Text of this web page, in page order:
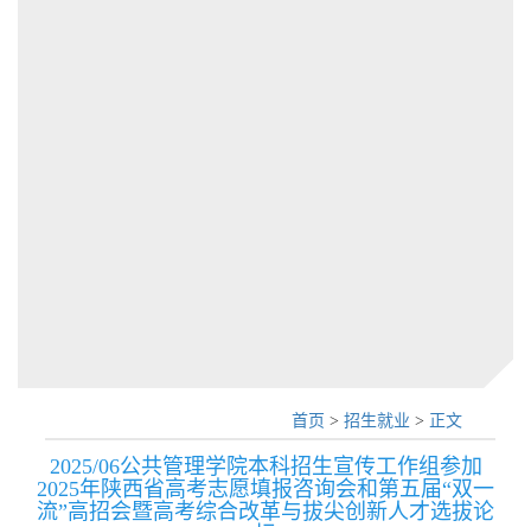
首页 > 招生就业 > 正文
2025/06公共管理学院本科招生宣传工作组参加
2025年陕西省高考志愿填报咨询会和第五届“双一
流”高招会暨高考综合改革与拔尖创新人才选拔论